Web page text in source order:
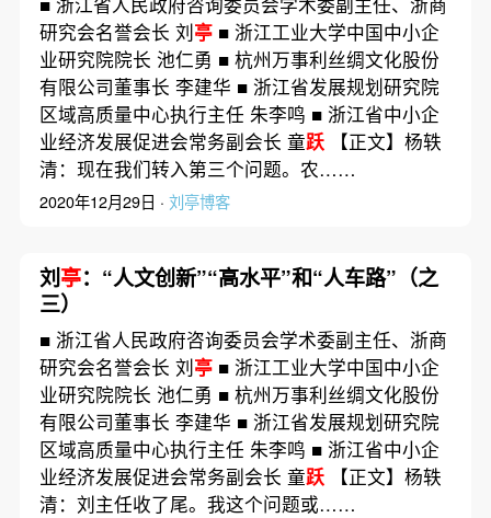
研究会名誉会长 刘亭■ 浙江工业大学中国中小企
业研究院院长 池仁勇 ■ 杭州万事利丝绸文化股份
有限公司董事长 李建华 ■ 浙江省发展规划研究院
区域高质量中心执行主任 朱李鸣 ■ 浙江省中小企
业经济发展促进会常务副会长 童跃【正文】杨轶
清：现在我们转入第三个问题。农……
2020年12月29日 · 刘亭博客
刘亭：“人文创新”“高水平”和“人车路”（之
三）
■ 浙江省人民政府咨询委员会学术委副主任、浙商
研究会名誉会长 刘亭■ 浙江工业大学中国中小企
业研究院院长 池仁勇 ■ 杭州万事利丝绸文化股份
有限公司董事长 李建华 ■ 浙江省发展规划研究院
区域高质量中心执行主任 朱李鸣 ■ 浙江省中小企
业经济发展促进会常务副会长 童跃【正文】杨轶
清：刘主任收了尾。我这个问题或……